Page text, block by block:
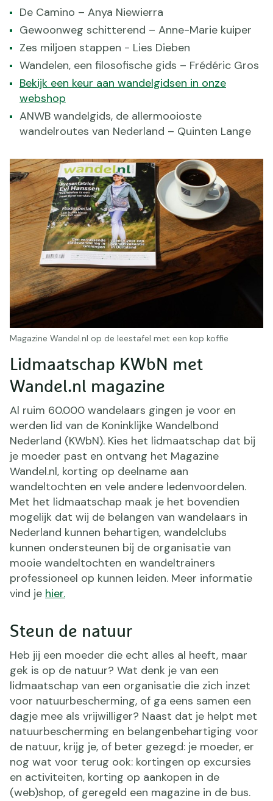
De Camino – Anya Niewierra
Gewoonweg schitterend – Anne-Marie kuiper
Zes miljoen stappen - Lies Dieben
Wandelen, een filosofische gids – Frédéric Gros
Bekijk een keur aan wandelgidsen in onze
webshop
ANWB wandelgids, de allermooioste
wandelroutes van Nederland – Quinten Lange
Magazine Wandel.nl op de leestafel met een kop koffie
Lidmaatschap KWbN met
Wandel.nl magazine
Al ruim 60.000 wandelaars gingen je voor en
werden lid van de Koninklijke Wandelbond
Nederland (KWbN). Kies het lidmaatschap dat bij
je moeder past en ontvang het Magazine
Wandel.nl, korting op deelname aan
wandeltochten en vele andere ledenvoordelen.
Met het lidmaatschap maak je het bovendien
mogelijk dat wij de belangen van wandelaars in
Nederland kunnen behartigen, wandelclubs
kunnen ondersteunen bij de organisatie van
mooie wandeltochten en wandeltrainers
professioneel op kunnen leiden. Meer informatie
vind je hier.
Steun de natuur
Heb jij een moeder die echt alles al heeft, maar
gek is op de natuur? Wat denk je van een
lidmaatschap van een organisatie die zich inzet
voor natuurbescherming, of ga eens samen een
dagje mee als vrijwilliger? Naast dat je helpt met
natuurbescherming en belangenbehartiging voor
de natuur, krijg je, of beter gezegd: je moeder, er
nog wat voor terug ook: kortingen op excursies
en activiteiten, korting op aankopen in de
(web)shop, of geregeld een magazine in de bus.